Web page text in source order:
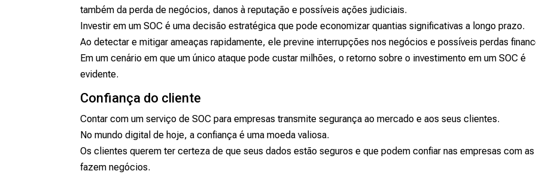
também da perda de negócios, danos à reputação e possíveis ações judiciais.
Investir em um SOC é uma decisão estratégica que pode economizar quantias significativas a longo prazo.
Ao detectar e mitigar ameaças rapidamente, ele previne interrupções nos negócios e possíveis perdas
Em um cenário em que um único ataque pode custar milhões, o retorno sobre o investimento em um SOC é
evidente.
Confiança do cliente
Contar com um serviço de SOC para empresas transmite segurança ao mercado e aos seus clientes.
No mundo digital de hoje, a confiança é uma moeda valiosa.
Os clientes querem ter certeza de que seus dados estão seguros e que podem confiar nas empresas com as
fazem negócios.